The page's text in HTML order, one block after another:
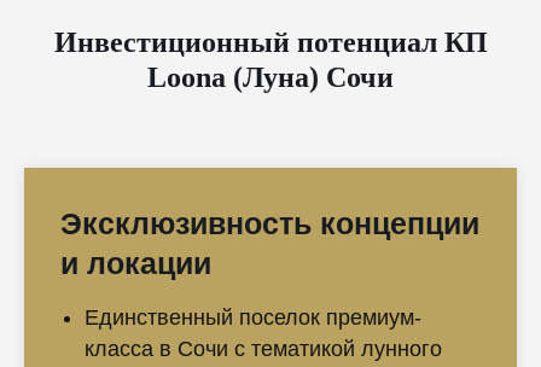
Инвестиционный потенциал КП
Loona (Луна) Сочи
Эксклюзивность концепции
и локации
Единственный поселок премиум-
класса в Сочи с тематикой лунного